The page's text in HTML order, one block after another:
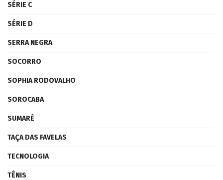
SÉRIE C
SÉRIE D
SERRA NEGRA
SOCORRO
SOPHIA RODOVALHO
SOROCABA
SUMARÉ
TAÇA DAS FAVELAS
TECNOLOGIA
TÊNIS